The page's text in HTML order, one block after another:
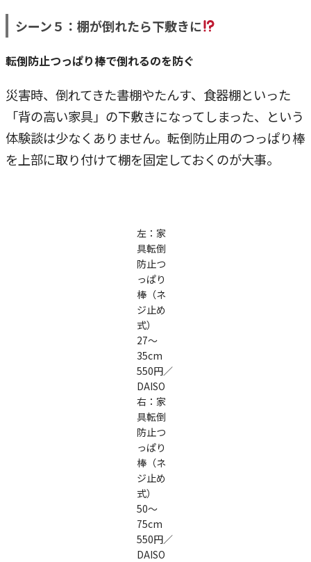
シーン５：棚が倒れたら下敷きに
転倒防止つっぱり棒で倒れるのを防ぐ
災害時、倒れてきた書棚やたんす、食器棚といった
「背の高い家具」の下敷きになってしまった、という
体験談は少なくありません。転倒防止用のつっぱり棒
を上部に取り付けて棚を固定しておくのが大事。
左：家
具転倒
防止つ
っぱり
棒（ネ
ジ止め
式）
27～
35cm
550円／
DAISO
右：家
具転倒
防止つ
っぱり
棒（ネ
ジ止め
式）
50～
75cm
550円／
DAISO